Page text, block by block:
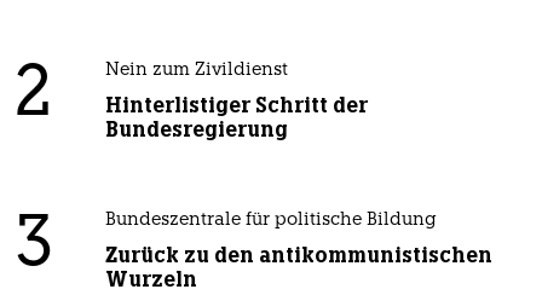
2 Nein zum Zivildienst
Hinterlistiger Schritt der
Bundesregierung
3 Bundeszentrale für politische Bildung
Zurück zu den antikommunistischen
Wurzeln